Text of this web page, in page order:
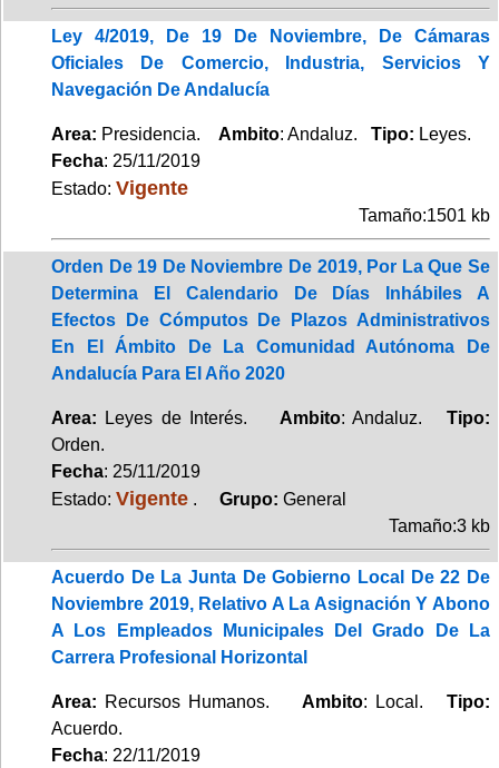
Ley 4/2019, De 19 De Noviembre, De Cámaras
Oficiales De Comercio, Industria, Servicios Y
Navegación De Andalucía
Area: Presidencia. Ambito: Andaluz. Tipo: Leyes.
Fecha: 25/11/2019
Estado: Vigente
Tamaño:1501 kb
Orden De 19 De Noviembre De 2019, Por La Que Se
Determina El Calendario De Días Inhábiles A
Efectos De Cómputos De Plazos Administrativos
En El Ámbito De La Comunidad Autónoma De
Andalucía Para El Año 2020
Area: Leyes de Interés. Ambito: Andaluz.Tipo:
Orden.
Fecha: 25/11/2019
Estado: Vigente . Grupo: General
Tamaño:3 kb
Acuerdo De La Junta De Gobierno Local De 22 De
Noviembre 2019, Relativo A La Asignación Y Abono
A Los Empleados Municipales Del Grado De La
Carrera Profesional Horizontal
Area: Recursos Humanos. Ambito: Local.Tipo:
Acuerdo.
Fecha: 22/11/2019